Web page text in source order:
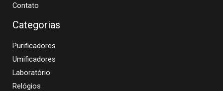
Contato
Categorias
Purificadores
Umificadores
Laboratório
Relógios